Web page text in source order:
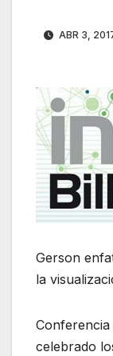
ABR 3,
Gerson
la
Conferencia
celebrado